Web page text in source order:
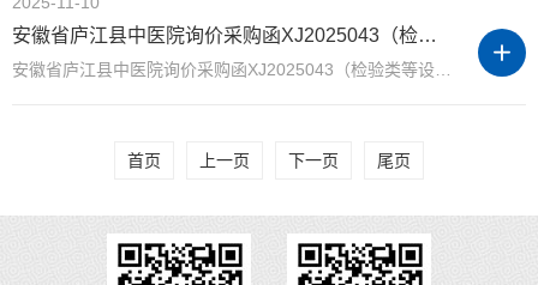
安徽省庐江县中医院询价采购函XJ2025043（检验类等设备性能检测）
安徽省庐江县中医院询价采购函XJ2025043（检验类等设备性能检测） 尊敬的供应商： 我院拟采购“检验类等设备性能检测”服务，有关情况说明如下： 一、资格要求： 1.满足《中华人民共和国政府采购法...
首页 上一页 下一页 尾页